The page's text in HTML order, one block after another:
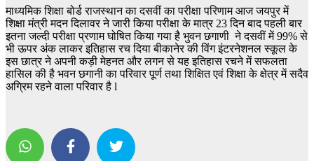
माध्यमिक शिक्षा बोर्ड राजस्थान का दसवीं का परीक्षा परिणाम आज जयपुर में
शिक्षा मंत्री मदन दिलावर ने जारी किया परीक्षा के मात्र 23 दिन बाद पहली बार
इतना जल्दी परीक्षा प्रणाम घोषित किया गया है भुवन छगाणी ने दसवीं में 99% से
भी ऊपर अंक लाकर इतिहास रच दिया बीकानेर की विंग इंटरनेशनल स्कूल के
इस छात्र ने अपनी कड़ी मेहनत और लगन से यह इतिहास रचने में सफलता
हासिल की है भवन छगानी का परिवार पूर्ण तथा शिक्षित एवं शिक्षा के क्षेत्र में सदैव
अग्रिम रहने वाला परिवार है l